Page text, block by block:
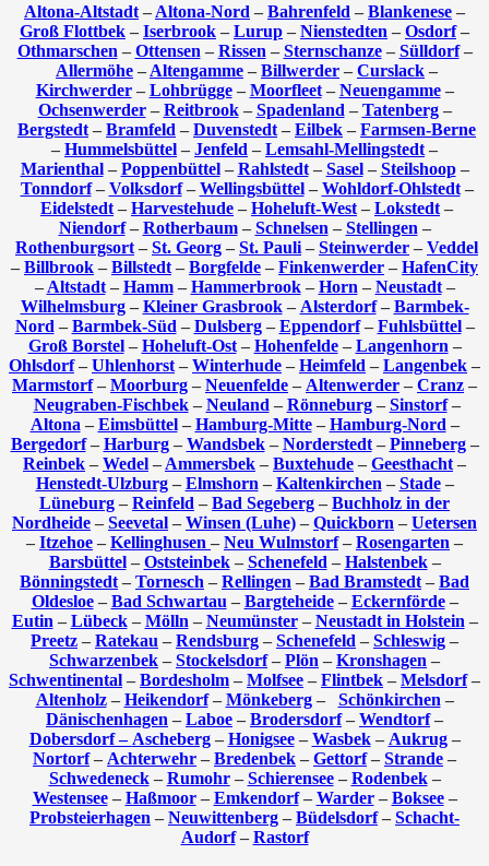
Altona-Altstadt – Altona-Nord – Bahrenfeld – Blankenese –
Groß Flottbek – Iserbrook – Lurup – Nienstedten – Osdorf–
Othmarschen – Ottensen – Rissen – Sternschanze– Sülldorf–
Allermöhe – Altengamme – Billwerder – Curslack –
Kirchwerder– Lohbrügge– Moorfleet– Neuengamme–
Ochsenwerder– Reitbrook– Spadenland – Tatenberg–
Bergstedt – Bramfeld – Duvenstedt – Eilbek – Farmsen-Berne
– Hummelsbüttel – Jenfeld – Lemsahl-Mellingstedt –
Marienthal– Poppenbüttel– Rahlstedt– Sasel– Steilshoop–
Tonndorf– Volksdorf– Wellingsbüttel– Wohldorf-Ohlstedt–
Eidelstedt – Harvestehude – Hoheluft-West – Lokstedt –
Niendorf– Rotherbaum– Schnelsen – Stellingen –
Rothenburgsort – St. Georg – St. Pauli – Steinwerder – Veddel
– Billbrook – Billstedt – Borgfelde – Finkenwerder – HafenCity
– Altstadt– Hamm– Hammerbrook– Horn – Neustadt–
Wilhelmsburg– Kleiner Grasbrook– Alsterdorf– Barmbek-
Nord – Barmbek-Süd – Dulsberg– Eppendorf– Fuhlsbüttel–
Groß Borstel– Hoheluft-Ost– Hohenfelde– Langenhorn –
Ohlsdorf– Uhlenhorst – Winterhude – Heimfeld – Langenbek –
Marmstorf– Moorburg – Neuenfelde – Altenwerder – Cranz –
Neugraben-Fischbek– Neuland – Rönneburg– Sinstorf–
Altona – Eimsbüttel– Hamburg-Mitte– Hamburg-Nord –
Bergedorf– Harburg– Wandsbek– Norderstedt– Pinneberg–
Reinbek – Wedel – Ammersbek – Buxtehude – Geesthacht –
Henstedt-Ulzburg– Elmshorn – Kaltenkirchen – Stade–
Lüneburg – Reinfeld – Bad Segeberg – Buchholz in der
Nordheide – Seevetal – Winsen (Luhe) – Quickborn – Uetersen
– Itzehoe – Kellinghusen – Neu Wulmstorf– Rosengarten –
Barsbüttel– Oststeinbek– Schenefeld – Halstenbek–
Bönningstedt – Tornesch – Rellingen – Bad Bramstedt – Bad
Oldesloe– Bad Schwartau – Bargteheide– Eckernförde–
Eutin – Lübeck– Mölln – Neumünster– Neustadt in Holstein –
Preetz – Ratekau – Rendsburg – Schenefeld – Schleswig –
Schwarzenbek – Stockelsdorf– Plön – Kronshagen –
Schwentinental – Bordesholm – Molfsee – Flintbek – Melsdorf–
Altenholz– Heikendorf– Mönkeberg– Schönkirchen –
Dänischenhagen – Laboe – Brodersdorf– Wendtorf–
Dobersdorf – Ascheberg– Honigsee– Wasbek– Aukrug–
Nortorf– Achterwehr – Bredenbek – Gettorf– Strande –
Schwedeneck– Rumohr– Schierensee– Rodenbek–
Westensee– Haßmoor– Emkendorf– Warder– Boksee–
Probsteierhagen – Neuwittenberg – Büdelsdorf– Schacht-
Audorf– Rastorf